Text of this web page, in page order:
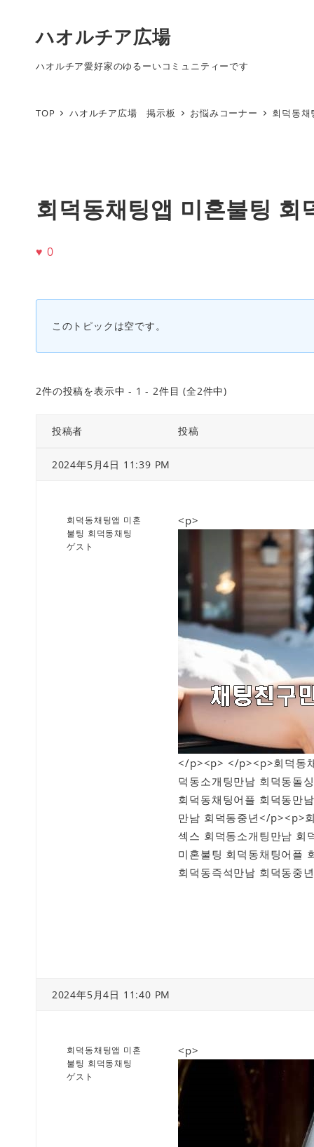
ハオルチア広場
ハオルチア愛好家のゆるーいコミュニティーです
TOP ハオルチア広場 掲示板 お悩みコーナー 회덕동채
회덕동채팅앱 미혼불팅 회
♥ 0
このトピックは空です。
2件の投稿を表示中 - 1 - 2件目 (全2件中)
投稿者 投稿
2024年5月4日 11:39 PM
회덕동채팅앱 미혼
불팅 회덕동채팅
ゲスト
<p>
</p><p> </p><p>회덕동
덕동소개팅만남 회덕동돌
회덕동채팅어플 회덕동만
만남 회덕동중년</p><p>
섹스 회덕동소개팅만남 회
미혼불팅 회덕동채팅어플
회덕동즉석만남 회덕동중
2024年5月4日 11:40 PM
회덕동채팅앱 미혼
불팅 회덕동채팅
ゲスト
<p>